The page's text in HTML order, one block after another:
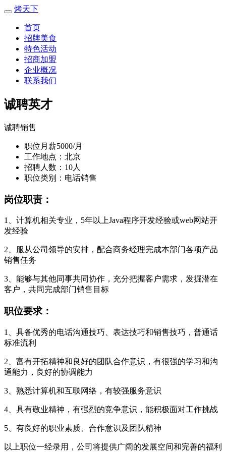
烤天下
首页
招牌美食
特色活动
招商加盟
企业概况
联系我们
诚聘英才
诚聘销售
职位月薪5000/月
工作地点：北京
招聘人数：10人
职位类别：电话销售
岗位职责：
1、计算机相关专业，5年以上Java程序开发经验或web网站开
发经验
2、服从公司领导的安排，配合商务经理完成本部门各项产品
销售任务
3、能够与其他同事共同协作，充分把握客户需求，发掘潜在
客户，共同完成部门销售目标
职位要求：
1、具备优秀的电话沟通技巧、表达技巧和销售技巧，普通话
标准流利
2、富有开拓精神和良好的团队合作意识，有很强的学习和沟
通能力，良好的协调能力
3、熟悉计算机和互联网络，有较强服务意识
4、具有敬业精神，有强烈的竞争意识，能积极面对工作挑战
5、有良好的职业素质、合作意识及团队精神
以上职位一经录用，公司将提供广阔的发展空间和完善的福利